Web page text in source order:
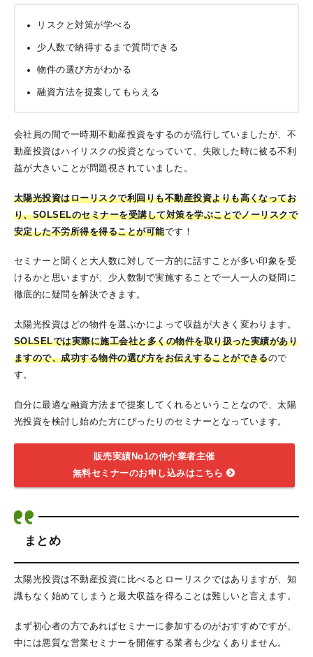
リスクと対策が学べる
少人数で納得するまで質問できる
物件の選び方がわかる
融資方法を提案してもらえる
会社員の間で一時期不動産投資をするのが流行していましたが、不
動産投資はハイリスクの投資となっていて、失敗した時に被る不利
益が大きいことが問題視されていました。
太陽光投資はローリスクで利回りも不動産投資よりも高くなってお
り、SOLSELのセミナーを受講して対策を学ぶことでノーリスクで
安定した不労所得を得ることが可能です！
セミナーと聞くと大人数に対して一方的に話すことが多い印象を受
けるかと思いますが、少人数制で実施することで一人一人の疑問に
徹底的に疑問を解決できます。
太陽光投資はどの物件を選ぶかによって収益が大きく変わります。
SOLSELでは実際に施工会社と多くの物件を取り扱った実績があり
ますので、成功する物件の選び方をお伝えすることができるので
す。
自分に最適な融資方法まで提案してくれるということなので、太陽
光投資を検討し始めた方にぴったりのセミナーとなっています。
販売実績No1の仲介業者主催
無料セミナーのお申し込みはこちら
まとめ
太陽光投資は不動産投資に比べるとローリスクではありますが、知
識もなく始めてしまうと最大収益を得ることは難しいと言えます。
まず初心者の方であればセミナーに参加するのがおすすめですが、
中には悪質な営業セミナーを開催する業者も少なくありません。